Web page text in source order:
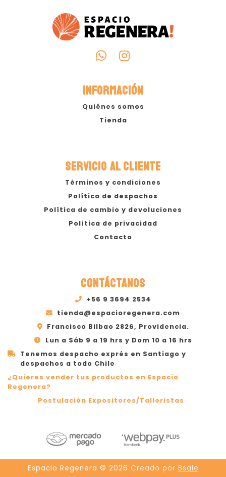
INFORMACIÓN
Quiénes somos
Tienda
SERVICIO AL CLIENTE
Términos y condiciones
Política de despachos
Política de cambio y devoluciones
Política de privacidad
Contacto
CONTÁCTANOS
+56 9 3694 2534
tienda@espacioregenera.com
Francisco Bilbao 2826, Providencia.
Lun a Sáb 9 a 19 hrs y Dom 10 a 16 hrs
Tenemos despacho exprés en Santiago y
despachos a todo Chile
¿Quieres vender tus productos en Espacio
Regenera?
Postulación Expositores/Talleristas
Espacio Regenera © 2026 Creado por Bsale